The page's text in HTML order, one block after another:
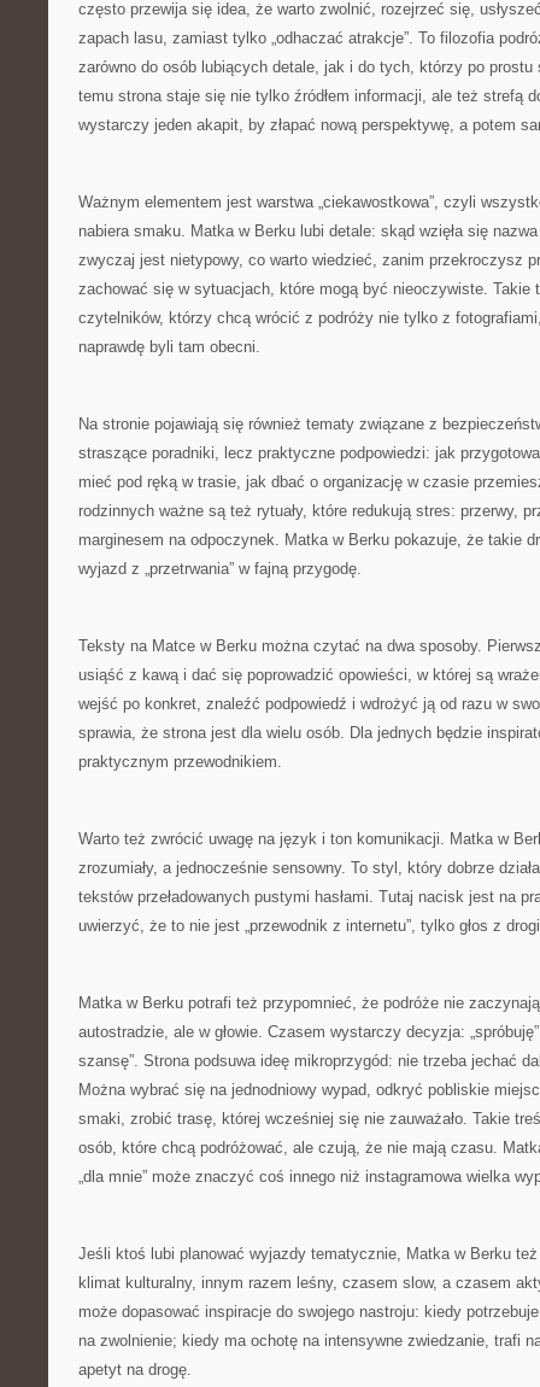
często przewija się idea, że warto zwolnić, rozejrzeć się,
zapach lasu, zamiast tylko „odhaczać atrakcje”. To filozofia
zarówno do osób lubiących detale, jak i do tych, którzy po
temu strona staje się nie tylko źródłem informacji, ale też strefą
wystarczy jeden akapit, by złapać nową perspektywę, a potem
Ważnym elementem jest warstwa „ciekawostkowa”, czyli
nabiera smaku. Matka w Berku lubi detale: skąd wzięła się
zwyczaj jest nietypowy, co warto wiedzieć, zanim przekroczysz
zachować się w sytuacjach, które mogą być nieoczywiste. Takie
czytelników, którzy chcą wrócić z podróży nie tylko z
naprawdę byli tam obecni.
Na stronie pojawiają się również tematy związane z
straszące poradniki, lecz praktyczne podpowiedzi: jak
mieć pod ręką w trasie, jak dbać o organizację w czasie
rodzinnych ważne są też rytuały, które redukują stres: przerwy,
marginesem na odpoczynek. Matka w Berku pokazuje, że takie
wyjazd z „przetrwania” w fajną przygodę.
Teksty na Matce w Berku można czytać na dwa sposoby.
usiąść z kawą i dać się poprowadzić opowieści, w której są
wejść po konkret, znaleźć podpowiedź i wdrożyć ją od razu w
sprawia, że strona jest dla wielu osób. Dla jednych będzie
praktycznym przewodnikiem.
Warto też zwrócić uwagę na język i ton komunikacji. Matka w
zrozumiały, a jednocześnie sensowny. To styl, który dobrze
tekstów przeładowanych pustymi hasłami. Tutaj nacisk jest na
uwierzyć, że to nie jest „przewodnik z internetu”, tylko głos z
Matka w Berku potrafi też przypomnieć, że podróże nie
autostradzie, ale w głowie. Czasem wystarczy decyzja:
szansę”. Strona podsuwa ideę mikroprzygód: nie trzeba jechać
Można wybrać się na jednodniowy wypad, odkryć pobliskie
smaki, zrobić trasę, której wcześniej się nie zauważało. Takie
osób, które chcą podróżować, ale czują, że nie mają czasu.
„dla mnie” może znaczyć coś innego niż instagramowa wielka
Jeśli ktoś lubi planować wyjazdy tematycznie, Matka w Berku
klimat kulturalny, innym razem leśny, czasem slow, a czasem
może dopasować inspiracje do swojego nastroju: kiedy
na zwolnienie; kiedy ma ochotę na intensywne zwiedzanie, trafi
apetyt na drogę.